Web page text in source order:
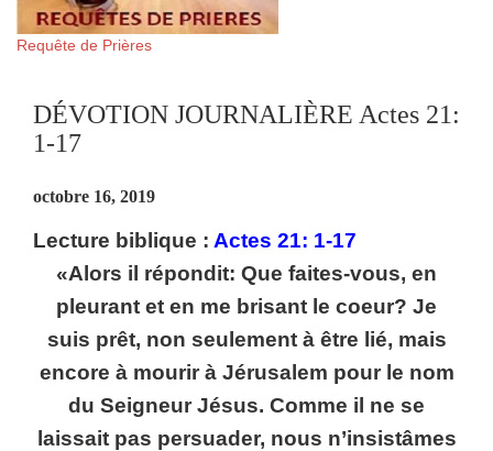
Requête de Prières
DÉVOTION JOURNALIÈRE Actes 21:
1-17
octobre 16, 2019
Lecture biblique : Actes 21: 1-17
«Alors il répondit: Que faites-vous, en
pleurant et en me brisant le coeur? Je
suis prêt, non seulement à être lié, mais
encore à mourir à Jérusalem pour le nom
du Seigneur Jésus. Comme il ne se
laissait pas persuader, nous n’insistâmes